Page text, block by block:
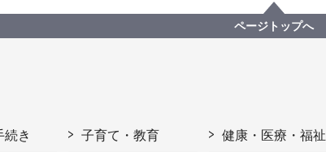
ページトップへ
続き 子育て・教育 健康・医療・福祉